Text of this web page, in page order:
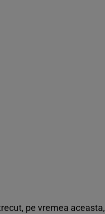
pe vremea aceasta,